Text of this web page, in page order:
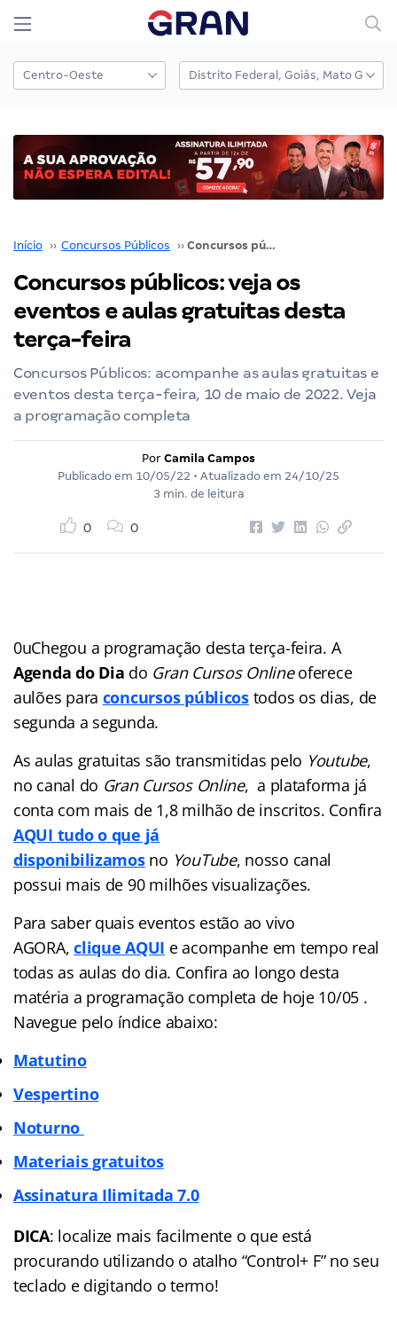
Início ›› Concursos Públicos ›› Concursos públicos: veja os eventos e aulas gratuitas desta terça-feira
Concursos públicos: veja os
eventos e aulas gratuitas desta
terça-feira
Concursos Públicos: acompanhe as aulas gratuitas e
eventos desta terça-feira, 10 de maio de 2022. Veja
a programação completa
Por Camila Campos
Publicado em 10/05/22 • Atualizado em 24/10/25
3 min. de leitura
0 0
0uChegou a programação desta terça-feira. A
Agenda do Dia do Gran Cursos Onlineoferece
aulões para concursos públicostodos os dias, de
segunda a segunda.
As aulas gratuitas são transmitidas pelo Youtube,
no canal do Gran Cursos Online, a plataforma já
conta com mais de 1,8 milhão de inscritos. Confira
AQUI tudo o que já
disponibilizamosno YouTube, nosso canal
possui mais de 90 milhões visualizações.
Para saber quais eventos estão ao vivo
AGORA,clique AQUI e acompanhe em tempo real
todas as aulas do dia. Confira ao longo desta
matéria a programação completa de hoje 10/05 .
Navegue pelo índiceabaixo:
Matutino
Vespertino
Noturno
Materiais gratuitos
Assinatura Ilimitada 7.0
DICA: localize mais facilmente o que está
procurando utilizando o atalho “Control+ F” no seu
teclado e digitando o termo!